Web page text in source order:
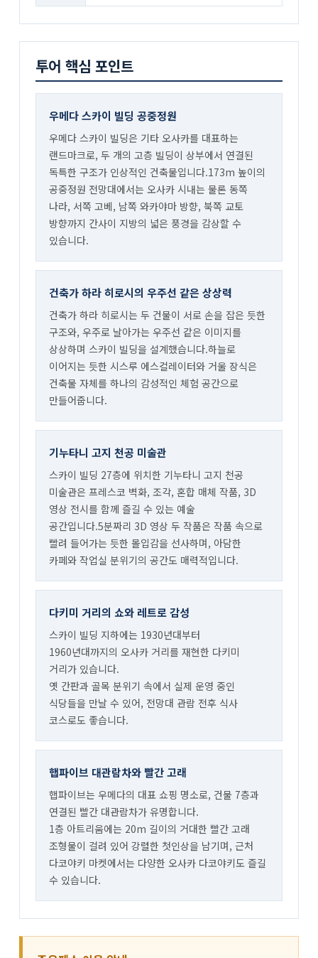
투어 핵심 포인트
우메다 스카이 빌딩 공중정원
우메다 스카이 빌딩은 기타 오사카를 대표하는
랜드마크로, 두 개의 고층 빌딩이 상부에서 연결된
독특한 구조가 인상적인 건축물입니다.173m 높이의
공중정원 전망대에서는 오사카 시내는 물론 동쪽
나라, 서쪽 고베, 남쪽 와카야마 방향, 북쪽 교토
방향까지 간사이 지방의 넓은 풍경을 감상할 수
있습니다.
건축가 하라 히로시의 우주선 같은 상상력
건축가 하라 히로시는 두 건물이 서로 손을 잡은 듯한
구조와, 우주로 날아가는 우주선 같은 이미지를
상상하며 스카이 빌딩을 설계했습니다.하늘로
이어지는 듯한 시스루 에스컬레이터와 거울 장식은
건축물 자체를 하나의 감성적인 체험 공간으로
만들어줍니다.
기누타니 고지 천공 미술관
스카이 빌딩 27층에 위치한 기누타니 고지 천공
미술관은 프레스코 벽화, 조각, 혼합 매체 작품, 3D
영상 전시를 함께 즐길 수 있는 예술
공간입니다.5분짜리 3D 영상 두 작품은 작품 속으로
빨려 들어가는 듯한 몰입감을 선사하며, 아담한
카페와 작업실 분위기의 공간도 매력적입니다.
다키미 거리의 쇼와 레트로 감성
스카이 빌딩 지하에는 1930년대부터
1960년대까지의 오사카 거리를 재현한 다키미
거리가 있습니다.
옛 간판과 골목 분위기 속에서 실제 운영 중인
식당들을 만날 수 있어, 전망대 관람 전후 식사
코스로도 좋습니다.
햅파이브 대관람차와 빨간 고래
햅파이브는 우메다의 대표 쇼핑 명소로, 건물 7층과
연결된 빨간 대관람차가 유명합니다.
1층 아트리움에는 20m 길이의 거대한 빨간 고래
조형물이 걸려 있어 강렬한 첫인상을 남기며, 근처
다코야키 마켓에서는 다양한 오사카 다코야키도 즐길
수 있습니다.